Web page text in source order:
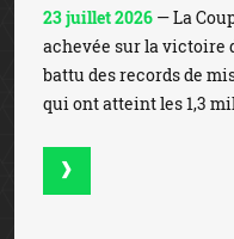
23 juillet 2026 — La
achevée sur la victoire
battu des records de
qui ont atteint les 1,3